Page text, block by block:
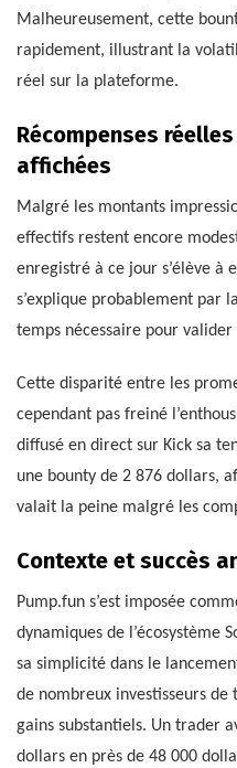
Malheureusement, cette
rapidement, illustrant la
réel sur la plateforme.
Récompenses
affichées
Malgré les montants
effectifs restent encore
enregistré à ce jour s’élève à
s’explique probablement par
temps nécessaire pour valider
Cette disparité entre les
cependant pas freiné
diffusé en direct sur Kick sa
une bounty de 2 876 dollars,
valait la peine malgré les
Contexte et succès
Pump.fun s’est imposée
dynamiques de l’écosystème
sa simplicité dans le
de nombreux investisseurs
gains substantiels. Un trader
dollars en près de 48 000